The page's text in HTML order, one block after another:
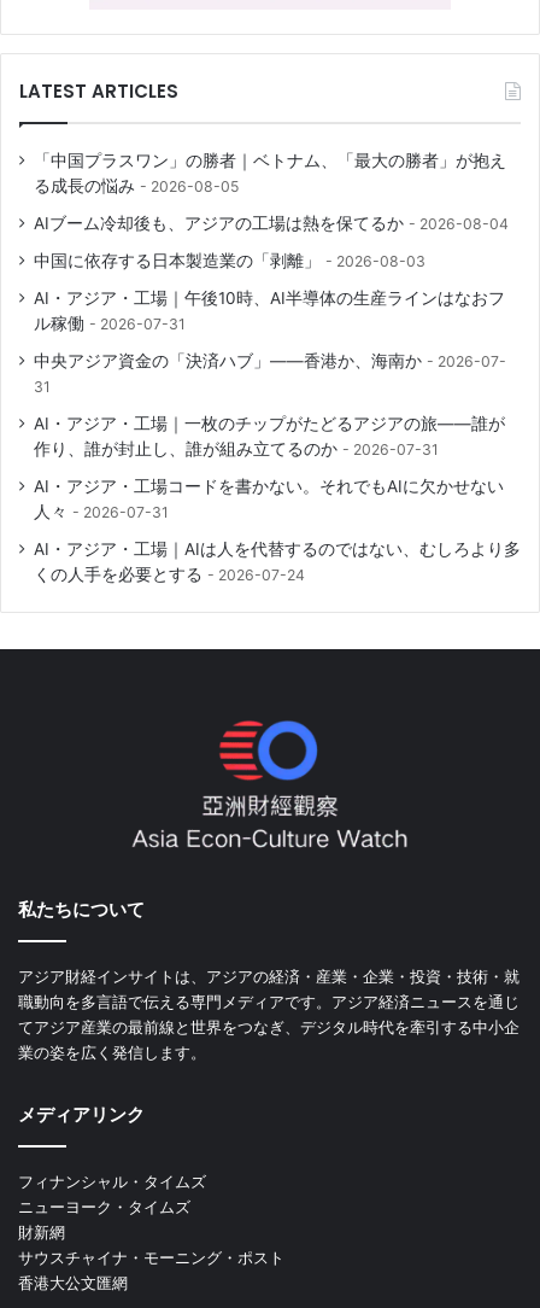
LATEST ARTICLES
「中国プラスワン」の勝者｜ベトナム、「最大の勝者」が抱え
る成長の悩み
2026-08-05
AIブーム冷却後も、アジアの工場は熱を保てるか 2026-08-04
中国に依存する日本製造業の「剥離」 2026-08-03
AI・アジア・工場｜午後10時、AI半導体の生産ラインはなおフ
ル稼働
2026-07-31
中央アジア資金の「決済ハブ」――香港か、海南か
2026-07-
31
AI・アジア・工場｜一枚のチップがたどるアジアの旅――誰が
作り、誰が封止し、誰が組み立てるのか
2026-07-31
AI・アジア・工場コードを書かない。それでもAIに欠かせない
人々
2026-07-31
AI・アジア・工場｜AIは人を代替するのではない、むしろより多
くの人手を必要とする
2026-07-24
私たちについて
アジア財経インサイトは、アジアの経済・産業・企業・投資・技術・就
職動向を多言語で伝える専門メディアです。アジア経済ニュースを通じ
てアジア産業の最前線と世界をつなぎ、デジタル時代を牽引する中小企
業の姿を広く発信します。
メディアリンク
フィナンシャル・タイムズ
ニューヨーク・タイムズ
財新網
サウスチャイナ・モーニング・ポスト
香港大公文匯網